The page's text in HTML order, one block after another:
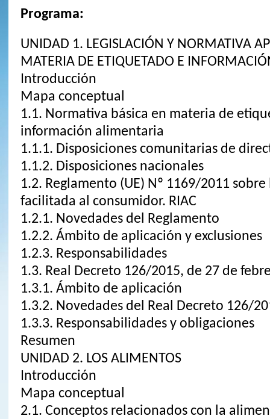
Programa:
UNIDAD 1. LEGISLACIÓN Y NORMATIVA
MATERIA DE ETIQUETADO E
Introducción
Mapa conceptual
1.1. Normativa básica en materia de
información alimentaria
1.1.1. Disposiciones comunitarias de
1.1.2. Disposiciones nacionales
1.2. Reglamento (UE) Nº 1169/2011
facilitada al consumidor. RIAC
1.2.1. Novedades del Reglamento
1.2.2. Ámbito de aplicación y exclusiones
1.2.3. Responsabilidades
1.3. Real Decreto 126/2015, de 27 de
1.3.1. Ámbito de aplicación
1.3.2. Novedades del Real Decreto 126/
1.3.3. Responsabilidades y obligaciones
Resumen
UNIDAD 2. LOS ALIMENTOS
Introducción
Mapa conceptual
2.1. Conceptos relacionados con la